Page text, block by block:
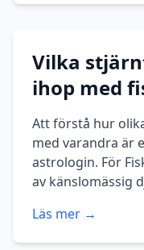
Vilka
ihop med
Att förstå hur
med varandra är
astrologin. För
av känslomässig
Läs mer →